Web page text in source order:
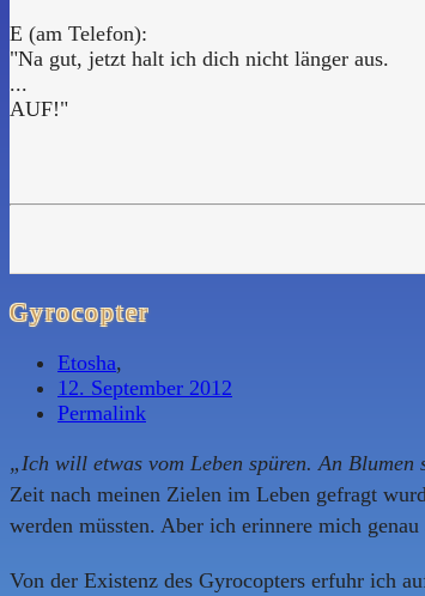
E (am Telefon):
"Na gut, jetzt halt ich dich nicht länger aus.
...
AUF!"
Gyrocopter
Etosha,
12. September 2012
Permalink
„Ich will etwas vom Leben spüren. An Blumen
Zeit nach meinen Zielen im Leben gefragt
werden müssten. Aber ich erinnere mich genau
Von der Existenz des Gyrocopters erfuhr ich